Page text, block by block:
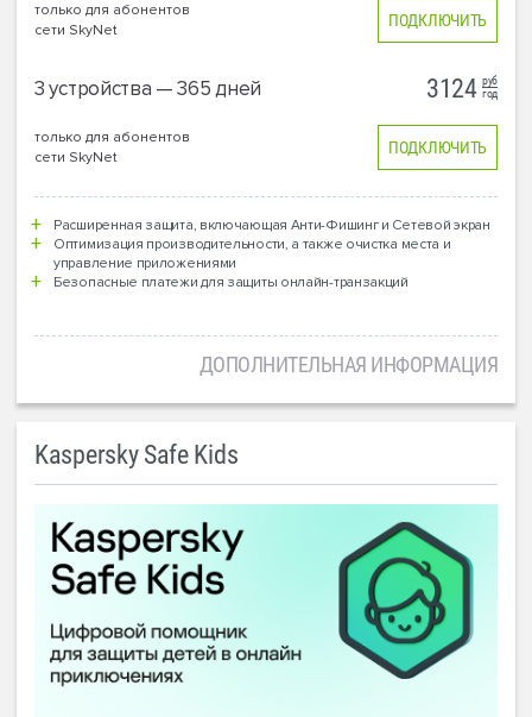
только для абонентов
сети SkyNet
ПОДКЛЮЧИТЬ
3 устройства — 365 дней 3124 руб
год
только для абонентов
сети SkyNet
ПОДКЛЮЧИТЬ
Расширенная защита, включающая Анти-Фишинг и Сетевой экран
Оптимизация производительности, а также очистка места и
управление приложениями
Безопасные платежи для защиты онлайн-транзакций
ДОПОЛНИТЕЛЬНАЯ ИНФОРМАЦИЯ
Kaspersky Safe Kids